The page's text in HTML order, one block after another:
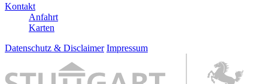
Kontakt
Anfahrt
Karten
Datenschutz & Disclaimer Impressum